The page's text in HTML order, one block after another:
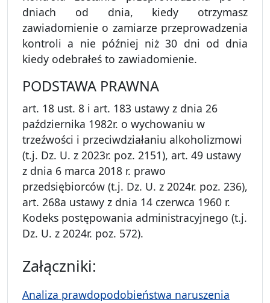
dniach od dnia, kiedy otrzymasz
zawiadomienie o zamiarze przeprowadzenia
kontroli a nie później niż 30 dni od dnia
kiedy odebrałeś to zawiadomienie.
PODSTAWA PRAWNA
art. 18 ust. 8 i art. 183 ustawy z dnia 26
października 1982r. o wychowaniu w
trzeźwości i przeciwdziałaniu alkoholizmowi
(t.j. Dz. U. z 2023r. poz. 2151), art. 49 ustawy
z dnia 6 marca 2018 r. prawo
przedsiębiorców (t.j. Dz. U. z 2024r. poz. 236),
art. 268a ustawy z dnia 14 czerwca 1960 r.
Kodeks postępowania administracyjnego (t.j.
Dz. U. z 2024r. poz. 572).
Załączniki:
Analiza prawdopodobieństwa naruszenia